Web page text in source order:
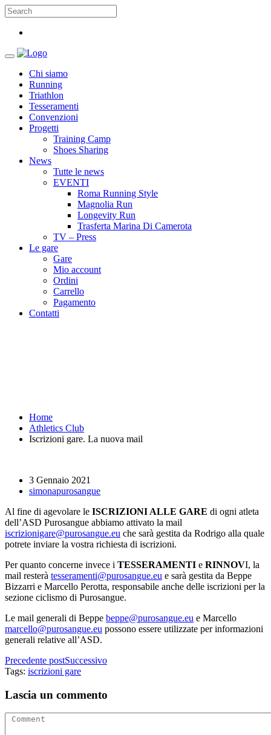
Chi siamo
Running
Triathlon
Tesseramenti
Convenzioni
Progetti
Training Camp
Shoes Sharing
News
Tutte le news
EVENTI
Roma Running Style
Magnolia Run
Longevity Run
Trasferta Marina Di Camerota
TV – Press
Le gare
Gare
Mio account
Ordini
Carrello
Pagamento
Contatti
Home
Athletics Club
Iscrizioni gare. La nuova mail
3 Gennaio 2021
simonapurosangue
Al fine di agevolare le ISCRIZIONI ALLE GARE di ogni atleta
dell’ASD Purosangue abbiamo attivato la mail
iscrizionigare@purosangue.eu che sarà gestita da Rodrigo alla quale
potrete inviare la vostra richiesta di iscrizioni.
Per quanto concerne invece i TESSERAMENTI e RINNOVI, la
mail resterà tesseramenti@purosangue.eu e sarà gestita da Beppe
Bizzarri e Marcello Perotta, responsabile anche delle iscrizioni per la
sezione ciclismo di Purosangue.
Le mail generali di Beppe beppe@purosangue.eu e Marcello
marcello@purosangue.eu possono essere utilizzate per informazioni
generali relative all’ASD.
Precedente postSuccessivo
Tags: iscrizioni gare
Lascia un commento